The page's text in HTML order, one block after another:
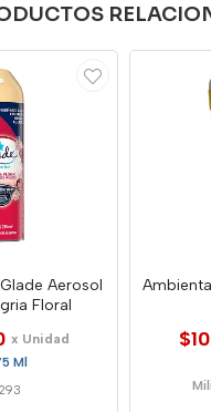
Aerosol
Floral
x Unidad
Ml